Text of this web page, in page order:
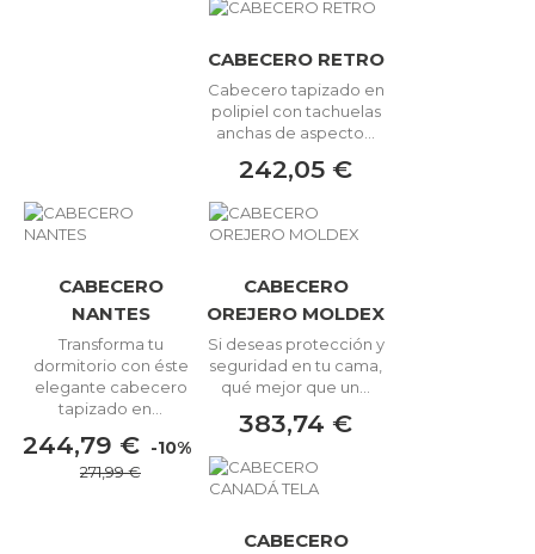
CABECERO RETRO
Cabecero tapizado en
polipiel con tachuelas
anchas de aspecto...
242,05 €
CABECERO
NANTES
Transforma tu
dormitorio con éste
elegante cabecero
tapizado en...
244,79 € -10%
271,99 €
CABECERO
OREJERO MOLDEX
Si deseas protección y
seguridad en tu cama,
qué mejor que un...
383,74 €
CABECERO